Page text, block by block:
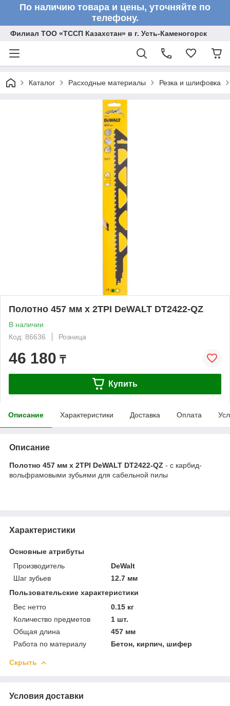
По наличию товара и цены, уточняйте по
телефону.
Филиал ТОО «ТССП Казахстан» в г. Усть-Каменогорск
Каталог Расходные материалы Резка и шлифовка
Полотно 457 мм х 2TPI DeWALT DT2422-QZ
В наличии
Код: 86636
Розница
46 180 ₸
Купить
Описание Характеристики Доставка Оплата
Описание
Полотно 457 мм х 2TPI DeWALT DT2422-QZ - с карбид-
вольфрамовыми зубьями для сабельной пилы
Характеристики
Основные атрибуты
Производитель
DeWalt
Шаг зубьев
12.7 мм
Пользовательские характеристики
Вес нетто
0.15 кг
Количество предметов
1 шт.
Общая длина
457 мм
Работа по материалу
Бетон, кирпич, шифер
Скрыть
Условия доставки